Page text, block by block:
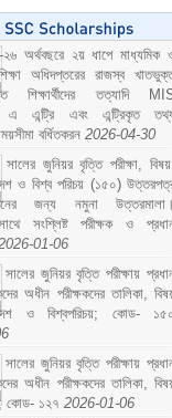
অর্থবছরে ২য় ধাপে মাধ্যমিক
অধিদপ্তরের রাজস্ব
শিক্ষার্থীদের তত্যাদি
এন্ট্রি এবং এন্ট্রিকৃত
বর্ধিতকরন 2026-04-30
জুনিয়র বৃত্তি পরীক্ষা,
ও বিশ্ব পরিচয় (১৫০)
জন্য নমুনা উত্তরমালা।
সংশ্লিষ্ট পরীক্ষক ও
01-06
জুনিয়র বৃত্তি পরীক্ষায়
অধীন পরীক্ষকদের তালিকা,
ও বিশ্বপরিচয়; কোড-
জুনিয়র বৃত্তি পরীক্ষায়
অধীন পরীক্ষকদের তালিকা,
কোড- ১২৭ 2026-01-06